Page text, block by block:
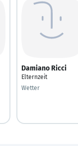
Damiano Ricci
Elternzeit
Wetter